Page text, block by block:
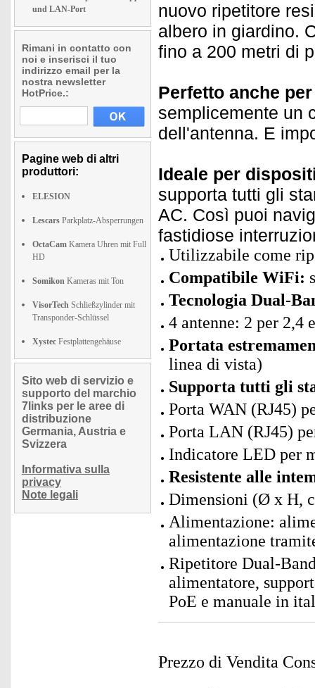
und LAN-Port
Rimani in contatto con
noi e inserisci il tuo
indirizzo email per la
nostra newsletter
HotPrice.:
Pagine web di altri
produttori:
ELESION
Lescars Parkplatz-Absperrungen
OctaCam Kamera Uhren mit Full
HD
Somikon Kameras mit Ton
VisorTech Schließzylinder mit
Transponder-Schlüssel
Xystec Festplattengehäuse
Sito web di servizio e
supporto del marchio
7links per le aree di
distribuzione
Germania, Austria e
Svizzera
Informativa sulla
privacy
Note legali
nuovo ripetitore
albero in giardino.
fino a 200 metri di
Perfetto anche
semplicemente un
dell'antenna. E
Ideale per
supporta tutti gli
AC. Così puoi
fastidiose
Utilizzabile come
Compatibile WiFi:
Tecnologia Dual-
4 antenne: 2 per 2,4
Portata
linea di vista)
Supporta tutti gli
Porta WAN (RJ45)
Porta LAN (RJ45)
Indicatore LED per
Resistente alle
Dimensioni (Ø x H,
Alimentazione:
alimentazione
Ripetitore Dual-
alimentatore,
PoE e manuale in
Prezzo di Vendita